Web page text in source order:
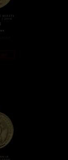
BEASTS
| 2016